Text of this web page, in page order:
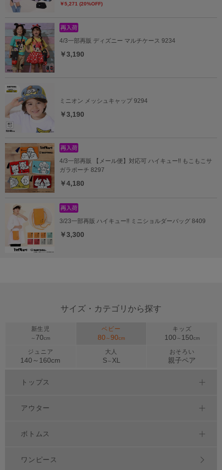
￥5,271 (20%OFF)
4/3一部再販 ディズニー マルチケース 9234
￥3,190
ミニオン メッシュキャップ 9294
￥3,190
4/3一部再販 【メール便】対応可 ハイキュー!! もこもこサ
ガラポーチ 8297
￥4,180
3/23一部再販 ハイキュー!! ミニショルダーバッグ 8409
￥3,300
サイズ・カテゴリから探す
新生児
～ 70cm
ベビー
80 ～90cm
キッズ
100 ～ 150cm
ジュニア
140～ 160cm
大人
S～ XL
おそろい
親子ペア
トップス
アウター
ボトムス
ワンピース